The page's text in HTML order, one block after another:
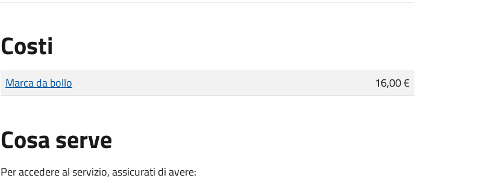
Costi
Tipo di pagamento
Importo
Marca da bollo 16,00 €
Cosa serve
Per accedere al servizio, assicurati di avere: